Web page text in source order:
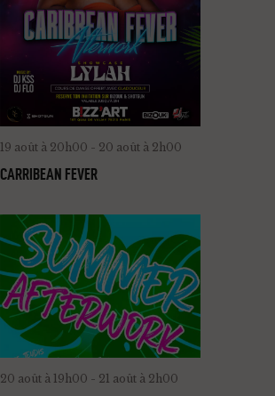
19 août à 20h00 - 20 août à 2h00
CARRIBEAN FEVER
20 août à 19h00 - 21 août à 2h00